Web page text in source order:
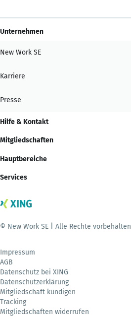
Unternehmen
New Work SE
Karriere
Presse
Hilfe & Kontakt
Mitgliedschaften
Hauptbereiche
Services
© New Work SE | Alle Rechte vorbehalten
Impressum
AGB
Datenschutz bei XING
Datenschutzerklärung
Mitgliedschaft kündigen
Tracking
Mitgliedschaften widerrufen